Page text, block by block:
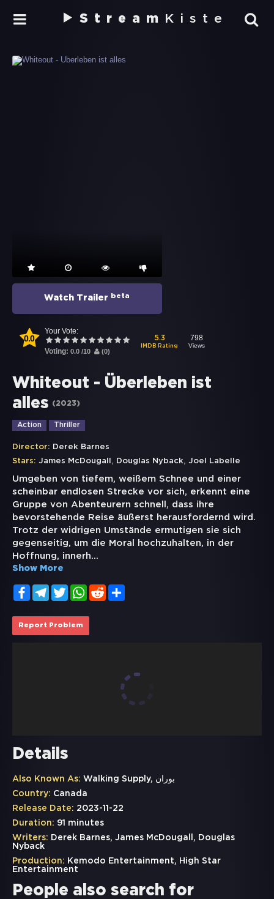
Stream Kiste
Watch Trailer beta
0.0
Your Vote:
Voting: 0.0 /10 (0)
5.3
IMDB Rating
798
Views
Whiteout - Überleben ist
alles
(2023)
Action Thriller
Director: Derek Barnes
Stars: James McDougall , Douglas Nyback, Joel Labelle
Umgeben von tiefem, weißem Schnee und einer
scheinbar endlosen Strecke vor sich, erkennt eine
Gruppe von Abenteurern schnell, dass ihre
bevorstehende Reise äußerst herausfordernd wird.
Trotz der widrigen Umstände ermutigen sie sich
gegenseitig, um die Moral hochzuhalten, in der
Hoffnung, innerh...
Show More
FacebookTelegramTwitterWhatsApp
Reddit
Report Problem
Details
Also Known As:
Walking Supply, بوران
Country: Canada
Release Date: 2023-11-22
Duration: 91 minutes
Writers: Derek Barnes, James McDougall, Douglas
Nyback
Production: Kemodo Entertainment, High Star
Entertainment
People also search for